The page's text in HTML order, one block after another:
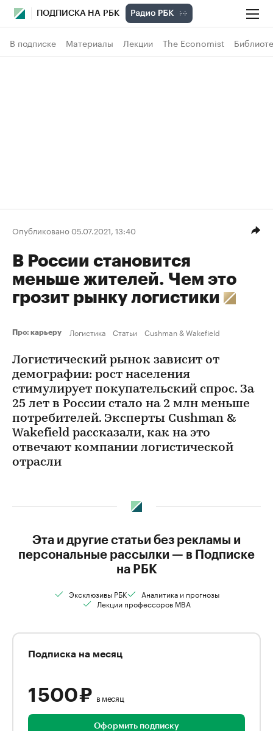
ПОДПИСКА НА РБК
В подписке Материалы Лекции The Economist
Опубликовано 05.07.2021, 13:40
В России становится
меньше жителей. Чем это
грозит рынку логистики
Про: карьеру Логистика Статьи Cushman & Wakefield
Логистический рынок зависит от
демографии: рост населения
стимулирует покупательский спрос. За
25 лет в России стало на 2 млн меньше
потребителей. Эксперты Cushman &
Wakefield рассказали, как на это
отвечают компании логистической
отрасли
Эта и другие статьи без рекламы и
персональные рассылки — в Подписке
на РБК
Эксклюзивы РБК
Аналитика и прогнозы
Лекции профессоров MBA
Подписка на месяц
1 500 ₽ в месяц
Оформить подписку